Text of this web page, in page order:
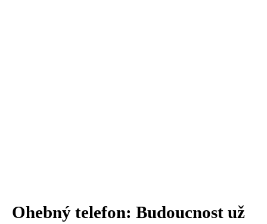
Ohebný telefon: Budoucnost už